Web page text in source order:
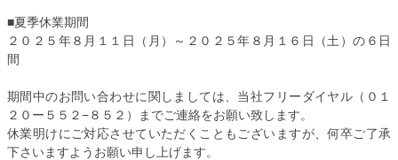
■夏季休業期間
２０２５年８月１１日（月）～２０２５年８月１６日（土）の６日
間
期間中のお問い合わせに関しましては、当社フリーダイヤル（０１
２０ー５５２−８５２）までご連絡をお願い致します。
休業明けにご対応させていただくこともございますが、何卒ご了承
下さいますようお願い申し上げます。